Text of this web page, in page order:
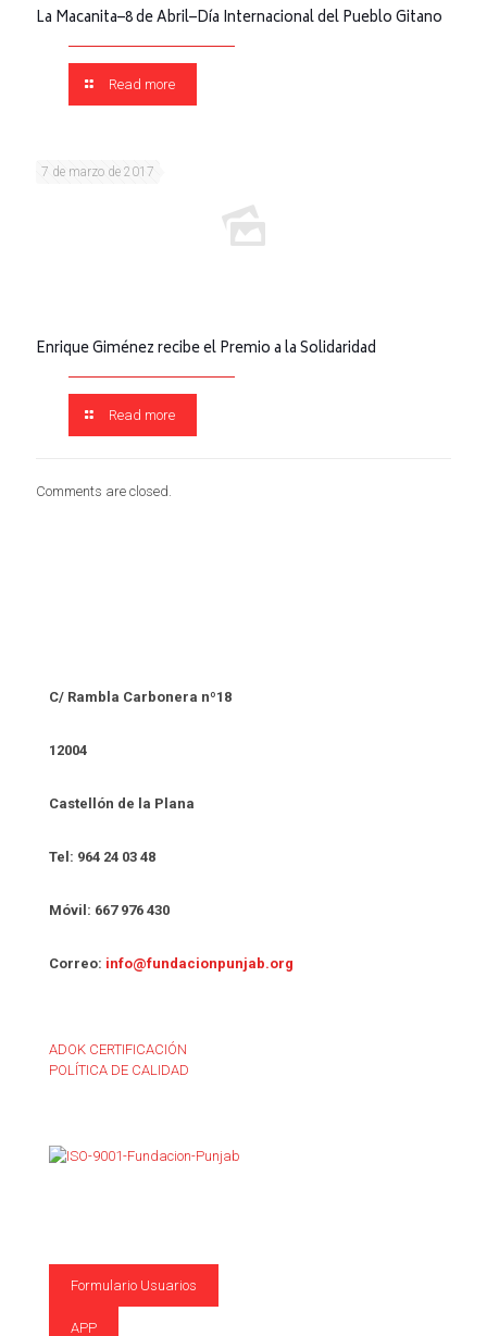
La Macanita–8 de Abril–Día Internacional del Pueblo Gitano
Read more
7 de marzo de 2017
Enrique Giménez recibe el Premio a la Solidaridad
Read more
Comments are closed.
C/ Rambla Carbonera nº18
12004
Castellón de la Plana
Tel: 964 24 03 48
Móvil: 667 976 430
Correo: info@fundacionpunjab.org
ADOK CERTIFICACIÓN
POLÍTICA DE CALIDAD
Formulario Usuarios
APP